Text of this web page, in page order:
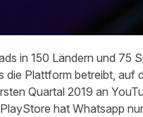
in 150 Ländern und 75
die Plattform betreibt, auf
Quartal 2019 an
hat Whatsapp